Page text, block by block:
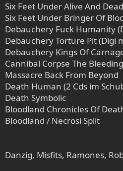
Six Feet Under Alive And Dead
Six Feet Under Bringer Of
Debauchery Fuck Humanity
Debauchery Torture Pit (Digi
Debauchery Kings Of
Cannibal Corpse The
Massacre Back From Beyond
Death Human (2 Cds im
Death Symbolic
Bloodland Chronicles Of
Bloodland / Necrosi Split
Danzig, Misfits, Ramones,